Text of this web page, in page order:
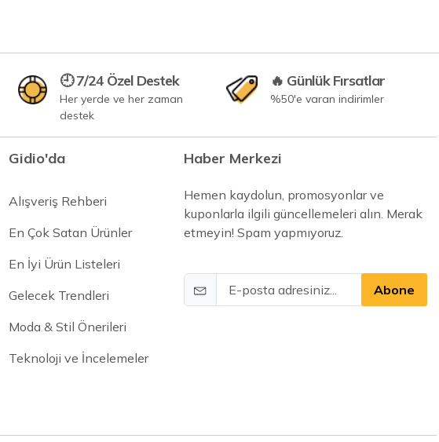
🕘 7/24 Özel Destek
Her yerde ve her zaman
destek
🔥 Günlük Fırsatlar
%50'e varan indirimler
Gidio'da
Alışveriş Rehberi
En Çok Satan Ürünler
En İyi Ürün Listeleri
Gelecek Trendleri
Moda & Stil Önerileri
Teknoloji ve İncelemeler
Haber Merkezi
Hemen kaydolun, promosyonlar ve
kuponlarla ilgili güncellemeleri alın. Merak
etmeyin! Spam yapmıyoruz.
Abone